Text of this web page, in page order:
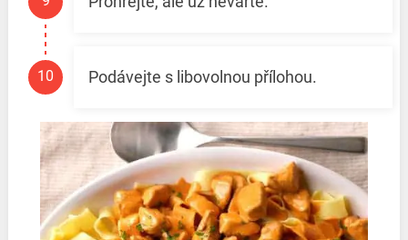
Podávejte s libovolnou přílohou.